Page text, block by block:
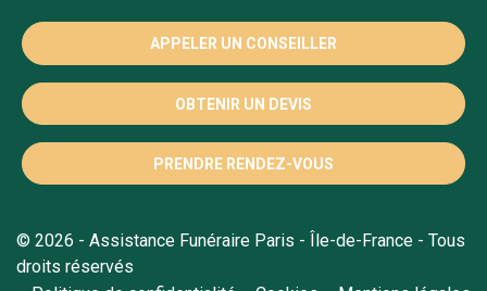
APPELER UN CONSEILLER
OBTENIR UN DEVIS
PRENDRE RENDEZ-VOUS
© 2026 - Assistance Funéraire Paris - Île-de-France - Tous
droits réservés